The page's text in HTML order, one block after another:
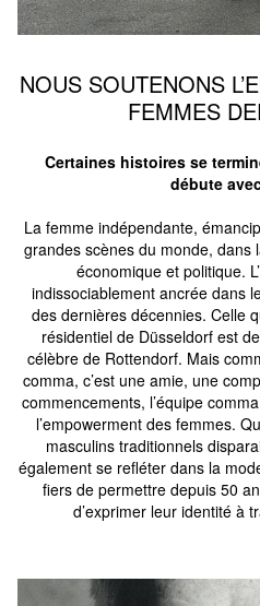
NOUS SOUTENONS
FEMMES
Certaines histoires se
débute
La femme indépendante,
grandes scènes du monde, dans
économique et politique.
indissociablement ancrée dans
des dernières décennies. Celle
résidentiel de Düsseldorf est
célèbre de Rottendorf. Mais
comma, c’est une amie, une
commencements, l’équipe
l’empowerment des femmes.
masculins traditionnels
également se refléter dans la
fiers de permettre depuis 50
d’exprimer leur identité à